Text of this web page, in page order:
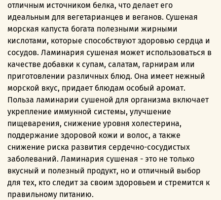
отличным источником белка, что делает его
идеальным для вегетарианцев и веганов. Сушеная
морская капуста богата полезными жирными
кислотами, которые способствуют здоровью сердца и
сосудов. Ламинария сушеная может использоваться в
качестве добавки к супам, салатам, гарнирам или
приготовлении различных блюд. Она имеет нежный
морской вкус, придает блюдам особый аромат.
Польза ламинарии сушеной для организма включает
укрепление иммунной системы, улучшение
пищеварения, снижение уровня холестерина,
поддержание здоровой кожи и волос, а также
снижение риска развития сердечно-сосудистых
заболеваний. Ламинария сушеная - это не только
вкусный и полезный продукт, но и отличный выбор
для тех, кто следит за своим здоровьем и стремится к
правильному питанию.